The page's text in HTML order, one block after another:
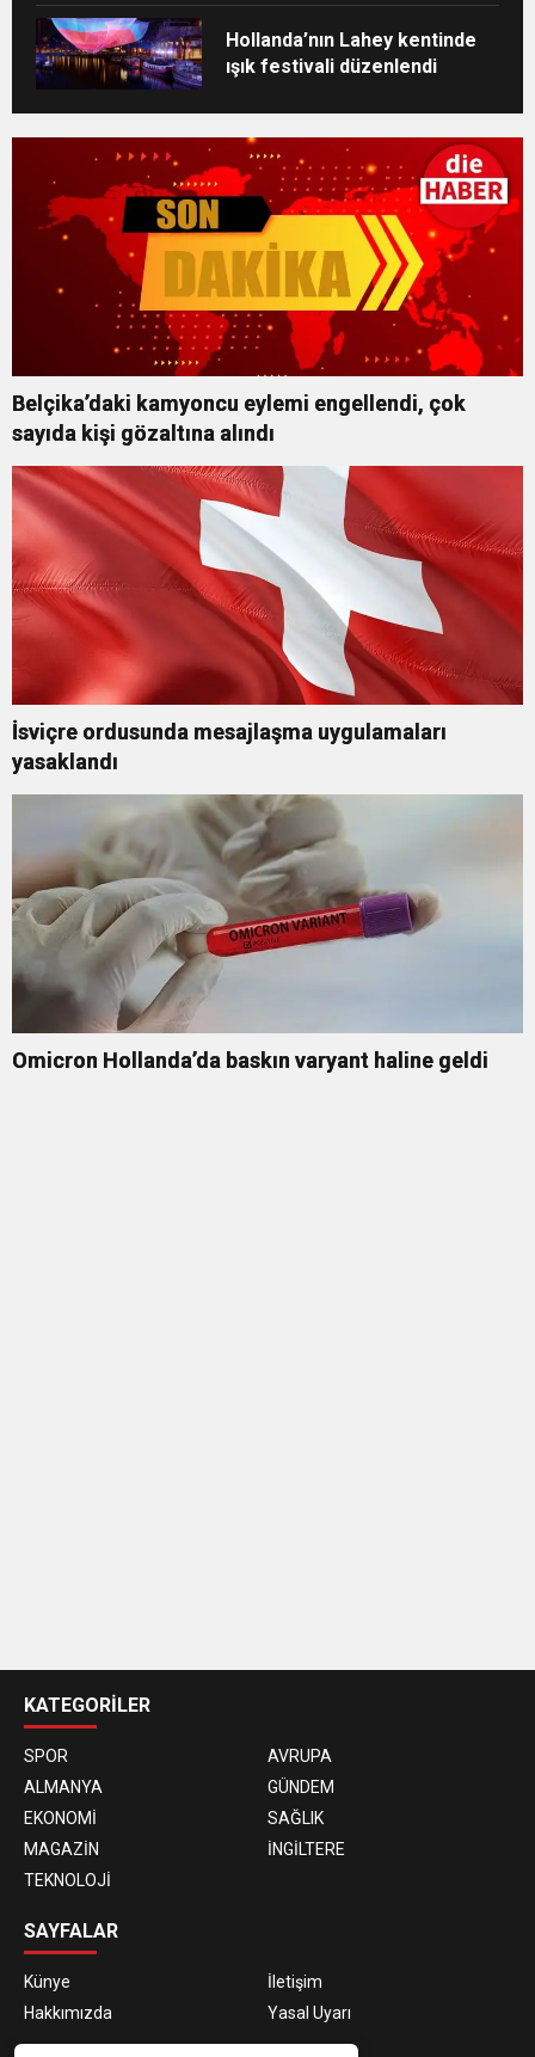
Hollanda’nın Lahey kentinde
ışık festivali düzenlendi
Belçika’daki kamyoncu eylemi engellendi, çok
sayıda kişi gözaltına alındı
İsviçre ordusunda mesajlaşma uygulamaları
yasaklandı
Omicron Hollanda’da baskın varyant haline geldi
siteleri
KATEGORİLER
SPOR
AVRUPA
ALMANYA
GÜNDEM
EKONOMİ
SAĞLIK
MAGAZİN
İNGİLTERE
TEKNOLOJİ
SAYFALAR
Künye
İletişim
Hakkımızda
Yasal Uyarı